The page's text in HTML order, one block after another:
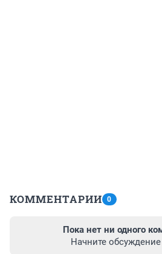
КОММЕНТАРИИ 0
Пока нет ни одного
Начните